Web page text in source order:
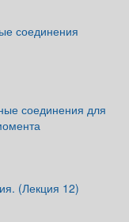
соединения
соединения для
(Лекция 12)